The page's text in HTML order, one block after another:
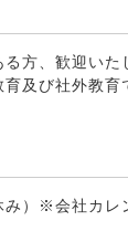
方、歓迎いた
及び社外教育
み）※会社カレ